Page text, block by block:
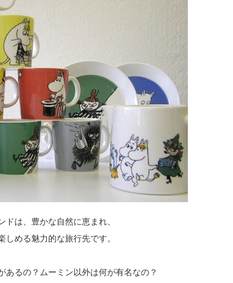
は、豊かな自然に恵まれ、
める魅力的な旅行先です。
あるの？ムーミン以外は何が有名なの？